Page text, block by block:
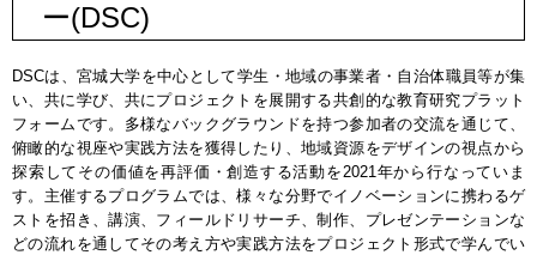
ー(DSC)
DSCは、宮城大学を中心として学生・地域の事業者・自治体職員等が集
い、共に学び、共にプロジェクトを展開する共創的な教育研究プラット
フォームです。多様なバックグラウンドを持つ参加者の交流を通じて、
俯瞰的な視座や実践方法を獲得したり、地域資源をデザインの視点から
探索してその価値を再評価・創造する活動を2021年から行なっていま
す。主催するプログラムでは、様々な分野でイノベーションに携わるゲ
ストを招き、講演、フィールドリサーチ、制作、プレゼンテーションな
どの流れを通してその考え方や実践方法をプロジェクト形式で学んでい